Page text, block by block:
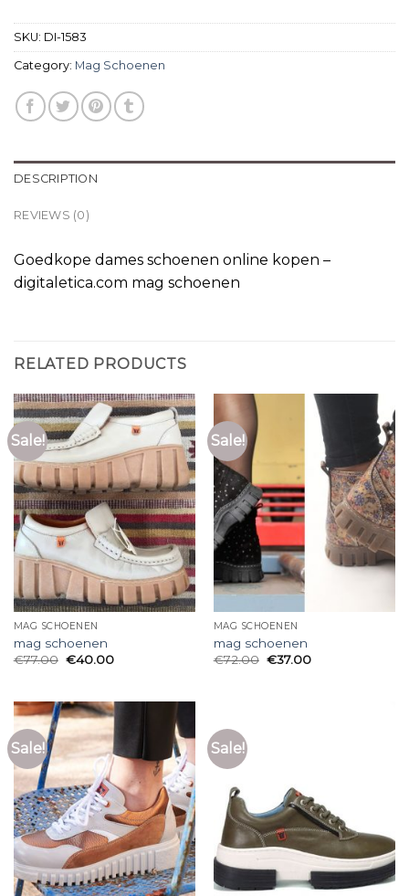
SKU: DI-1583
Category: Mag Schoenen
DESCRIPTION
REVIEWS (0)
Goedkope dames schoenen online kopen –
digitaletica.com mag schoenen
RELATED PRODUCTS
Sale!
MAG SCHOENEN
mag schoenen
€77.00 €40.00
Sale!
MAG SCHOENEN
mag schoenen
€72.00 €37.00
Sale! Sale!